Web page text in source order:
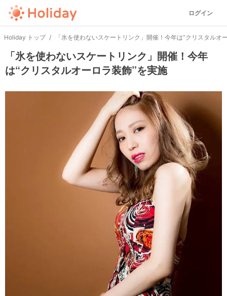
ログイン
Holiday トップ 「氷を使わないスケートリンク」開催！今年は“クリスタルオ
「氷を使わないスケートリンク」開催！今年
は“クリスタルオーロラ装飾”を実施